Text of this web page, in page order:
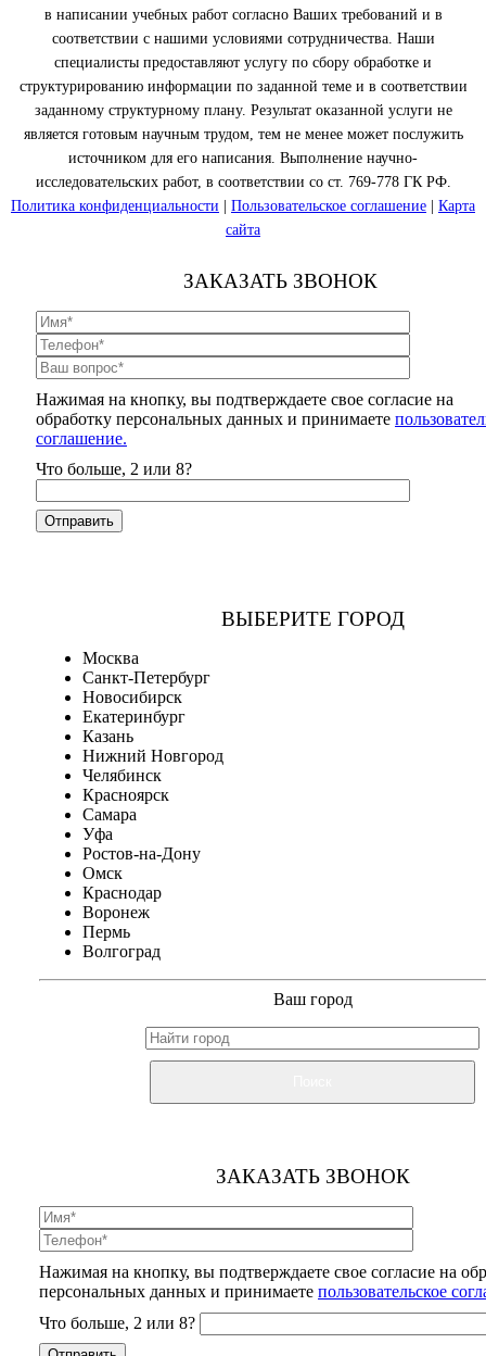
в написании учебных работ согласно Ваших требований и в
соответствии с нашими условиями сотрудничества. Наши
специалисты предоставляют услугу по сбору обработке и
структурированию информации по заданной теме и в соответствии
заданному структурному плану. Результат оказанной услуги не
является готовым научным трудом, тем не менее может послужить
источником для его написания. Выполнение научно-
исследовательских работ, в соответствии со ст. 769-778 ГК РФ.
Политика конфиденциальности
Пользовательское соглашение
Карта
сайта
ЗАКАЗАТЬ ЗВОНОК
Нажимая на кнопку, вы подтверждаете свое согласие на
обработку персональных данных и принимаете
соглашение.
Что больше, 2 или 8?
ВЫБЕРИТЕ ГОРОД
Москва
Санкт-Петербург
Новосибирск
Екатеринбург
Казань
Нижний Новгород
Челябинск
Красноярск
Самара
Уфа
Ростов-на-Дону
Омск
Краснодар
Воронеж
Пермь
Волгоград
Ваш город
ЗАКАЗАТЬ ЗВОНОК
Нажимая на кнопку, вы подтверждаете свое согласие на
персональных данных и принимаете пользовательское
Что больше, 2 или 8?